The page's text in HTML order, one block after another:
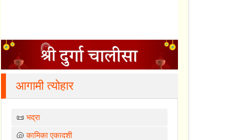
आगामी त्योहार
📜भद्रा
🐚कामिका एकादशी